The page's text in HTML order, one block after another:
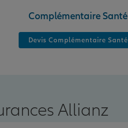
Complémentaire Santé
Devis Complémentaire Santé
Allianz